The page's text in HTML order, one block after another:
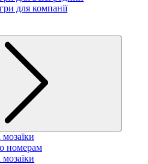
для компанії
мозаїки
номерам